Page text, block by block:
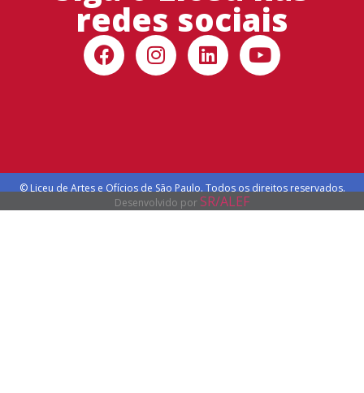
redes sociais
© Liceu de Artes e Ofícios de São Paulo. Todos os direitos reservados.
Desenvolvido por SR/ALEF